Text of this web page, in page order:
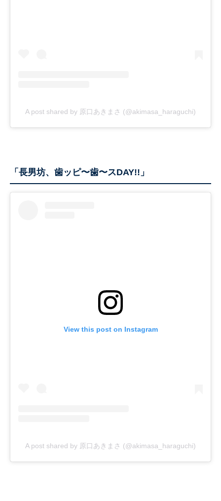
A post shared by 原口あきまさ (@akimasa_haraguchi)
「長男坊、歯ッピ〜歯〜スDAY!!」
View this post on Instagram
A post shared by 原口あきまさ (@akimasa_haraguchi)